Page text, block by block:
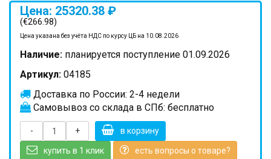
Цена: 25320.38 ₽
(€266.98)
Цена указана без учёта НДС по курсу ЦБ на 10.08.2026
Наличие: планируется поступление 01.09.2026
Артикул: 04185
Доставка по России: 2-4 недели
Самовывоз со склада в СПб: бесплатно
- + в корзину
купить в 1 клик есть вопросы о товаре?